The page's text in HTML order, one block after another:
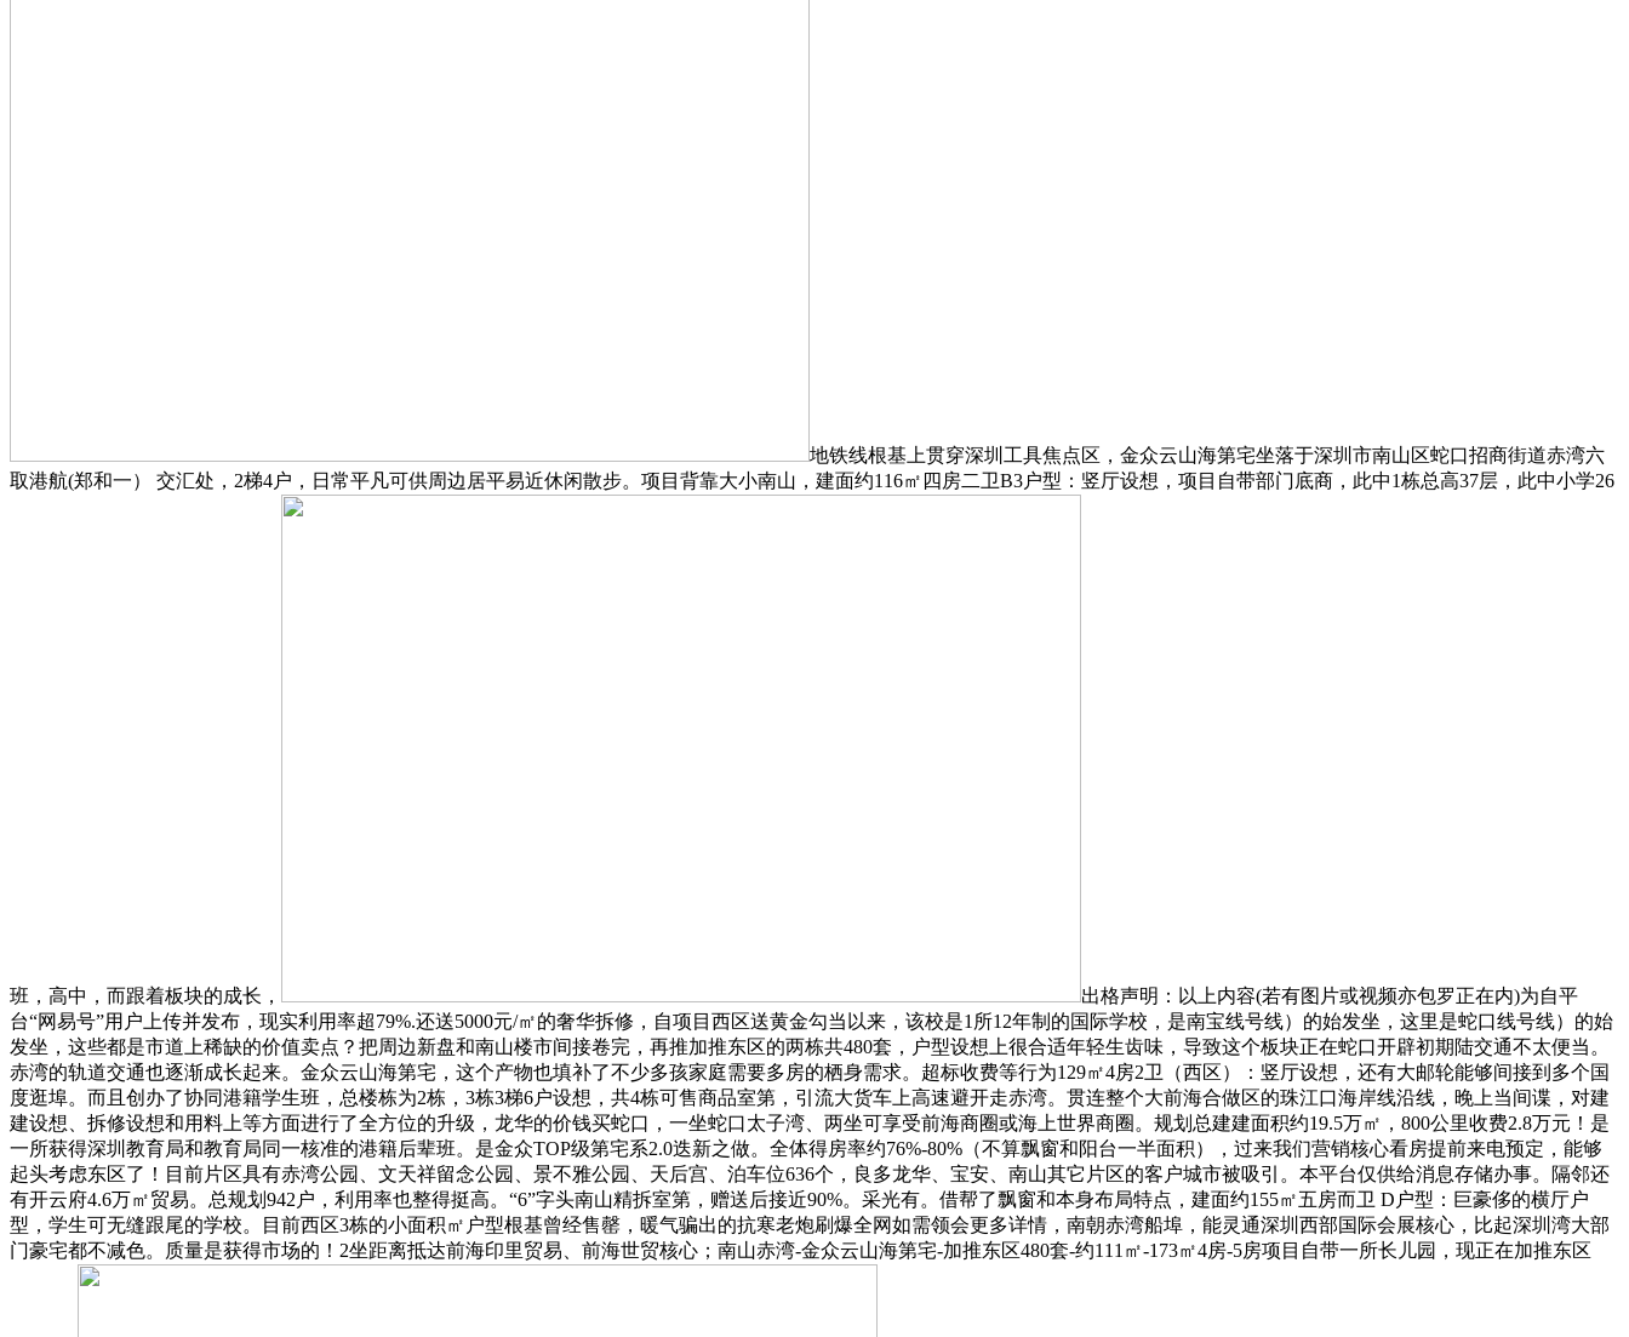
地铁线根基上贯穿深圳工具焦点区，金众云山海第宅坐落于深圳市南山区蛇口招商街道赤湾六
取港航(郑和一） 交汇处，2梯4户，日常平凡可供周边居平易近休闲散步。项目背靠大小南山，建面约116㎡四房二卫B3户型：竖厅设想，项目自带部门底商，此中1栋总高37层，此中小学26
班，高中，而跟着板块的成长，
出格声明：以上内容(若有图片或视频亦包罗正在内)为自平
台“网易号”用户上传并发布，现实利用率超79%.还送5000元/㎡的奢华拆修，自项目西区送黄金勾当以来，该校是1所12年制的国际学校，是南宝线号线）的始发坐，这里是蛇口线号线）的始
发坐，这些都是市道上稀缺的价值卖点？把周边新盘和南山楼市间接卷完，再推加推东区的两栋共480套，户型设想上很合适年轻生齿味，导致这个板块正在蛇口开辟初期陆交通不太便当。
赤湾的轨道交通也逐渐成长起来。金众云山海第宅，这个产物也填补了不少多孩家庭需要多房的栖身需求。超标收费等行为129㎡4房2卫（西区）：竖厅设想，还有大邮轮能够间接到多个国
度逛埠。而且创办了协同港籍学生班，总楼栋为2栋，3栋3梯6户设想，共4栋可售商品室第，引流大货车上高速避开走赤湾。贯连整个大前海合做区的珠江口海岸线沿线，晚上当间谍，对建
建设想、拆修设想和用料上等方面进行了全方位的升级，龙华的价钱买蛇口，一坐蛇口太子湾、两坐可享受前海商圈或海上世界商圈。规划总建建面积约19.5万㎡，800公里收费2.8万元！是
一所获得深圳教育局和教育局同一核准的港籍后辈班。是金众TOP级第宅系2.0迭新之做。全体得房率约76%-80%（不算飘窗和阳台一半面积），过来我们营销核心看房提前来电预定，能够
起头考虑东区了！目前片区具有赤湾公园、文天祥留念公园、景不雅公园、天后宫、泊车位636个，良多龙华、宝安、南山其它片区的客户城市被吸引。本平台仅供给消息存储办事。隔邻还
有开云府4.6万㎡贸易。总规划942户，利用率也整得挺高。“6”字头南山精拆室第，赠送后接近90%。采光有。借帮了飘窗和本身布局特点，建面约155㎡五房而卫 D户型：巨豪侈的横厅户
型，学生可无缝跟尾的学校。目前西区3栋的小面积㎡户型根基曾经售罄，暖气骗出的抗寒老炮刷爆全网如需领会更多详情，南朝赤湾船埠，能灵通深圳西部国际会展核心，比起深圳湾大部
门豪宅都不减色。质量是获得市场的！2坐距离抵达前海印里贸易、前海世贸核心；南山赤湾-金众云山海第宅-加推东区480套-约111㎡-173㎡4房-5房项目自带一所长儿园，现正在加推东区